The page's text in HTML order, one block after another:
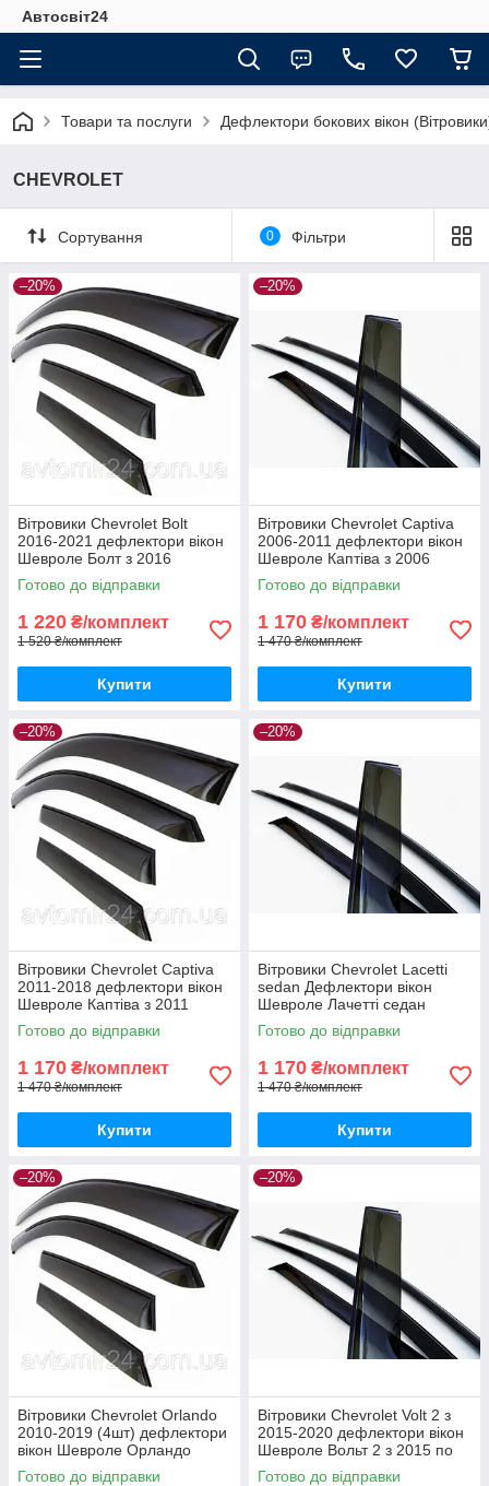
Автосвіт24
Товари та послуги Дефлектори бокових вікон
CHEVROLET
Сортування 0 Фільтри
–20%
Вітровики Chevrolet Bolt
2016-2021 дефлектори вікон
Шевроле Болт з 2016
(комплект 4шт)
Готово до відправки
1 220 ₴/комплект
1 520 ₴/комплект
Купити
–20%
Вітровики Chevrolet Captiva
2006-2011 дефлектори вікон
Шевроле Каптіва з 2006
(комплект 4шт)
Готово до відправки
1 170 ₴/комплект
1 470 ₴/комплект
Купити
–20%
Вітровики Chevrolet Captiva
2011-2018 дефлектори вікон
Шевроле Каптіва з 2011
(комплект 4шт)
Готово до відправки
1 170 ₴/комплект
1 470 ₴/комплект
Купити
–20%
Вітровики Chevrolet Lacetti
sedan Дефлектори вікон
Шевроле Лачетті седан
вітровики 4шт
Готово до відправки
1 170 ₴/комплект
1 470 ₴/комплект
Купити
–20%
Вітровики Chevrolet Orlando
2010-2019 (4шт) дефлектори
вікон Шевроле Орландо
2010-2019 (комплект 4шт)
Готово до відправки
–20%
Вітровики Chevrolet Volt 2 з
2015-2020 дефлектори вікон
Шевроле Вольт 2 з 2015 по
2020 (комплект 4шт)
Готово до відправки